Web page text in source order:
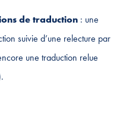
de traduction : une
suivie d’une relecture par
une traduction relue